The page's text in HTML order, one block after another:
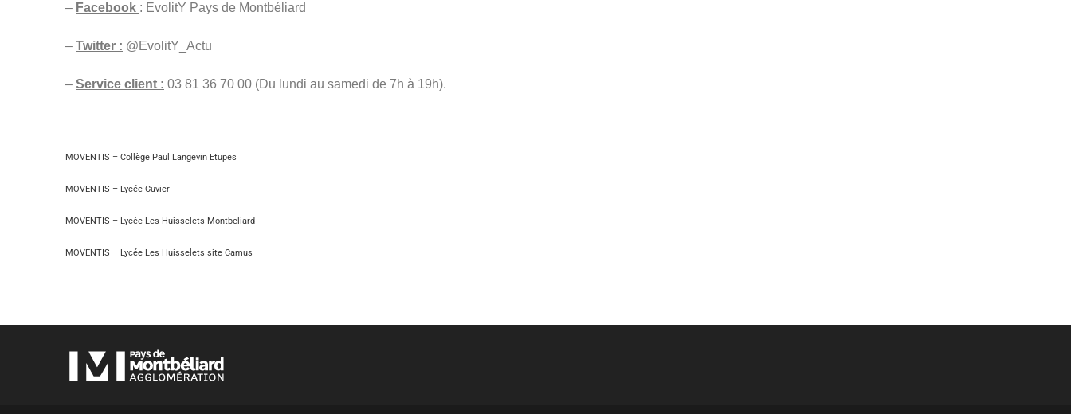
– Facebook : EvolitY Pays de Montbéliard
– Twitter : @EvolitY_Actu
– Service client : 03 81 36 70 00 (Du lundi au samedi de 7h à 19h).
MOVENTIS – Collège Paul Langevin Etupes
MOVENTIS – Lycée Cuvier
MOVENTIS – Lycée Les Huisselets Montbeliard
MOVENTIS – Lycée Les Huisselets site Camus